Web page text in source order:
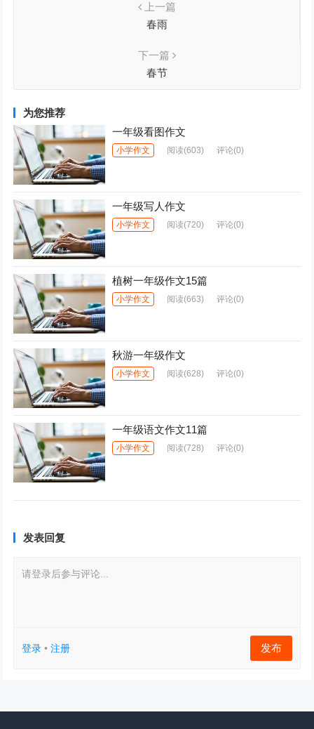
上一篇
春雨
下一篇
春节
为您推荐
一年级看图作文
小学作文 阅读(603) 评论(0)
一年级写人作文
小学作文 阅读(720) 评论(0)
植树一年级作文15篇
小学作文 阅读(663) 评论(0)
秋游一年级作文
小学作文 阅读(628) 评论(0)
一年级语文作文11篇
小学作文 阅读(728) 评论(0)
发表回复
请登录后参与评论...
登录 •注册 发布